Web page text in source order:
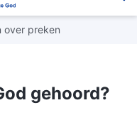
over preken
gehoord?